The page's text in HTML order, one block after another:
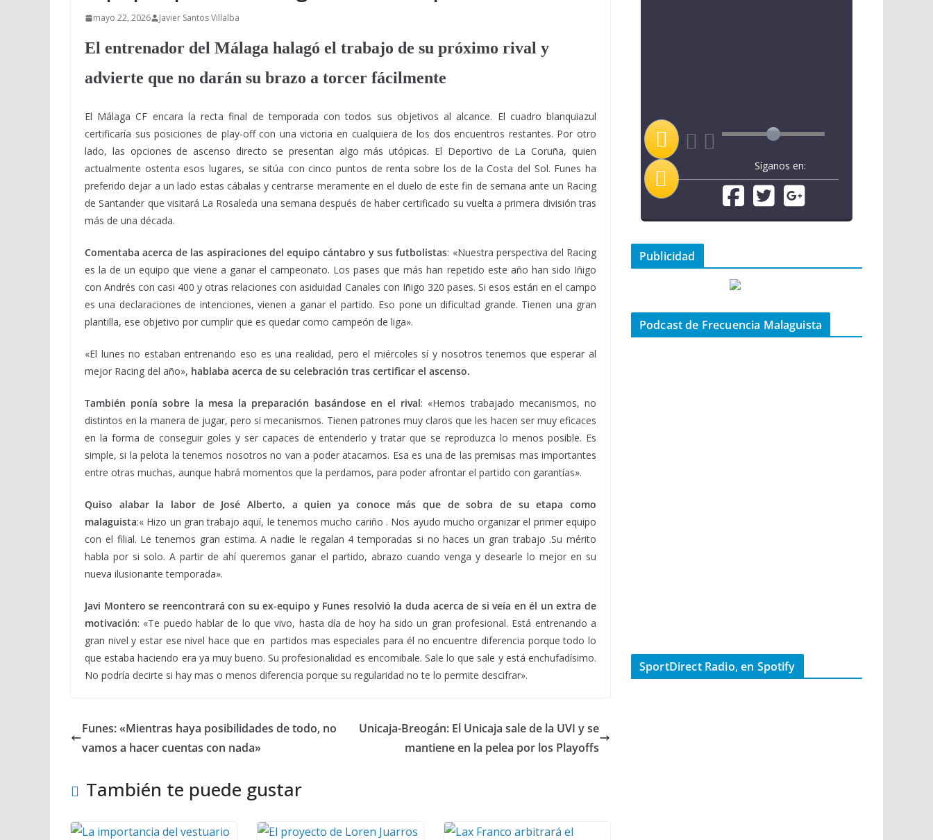
mayo 22, 2026 Javier Santos Villalba
El entrenador del Málaga halagó el trabajo de su próximo rival y
advierte que no darán su brazo a torcer fácilmente
El Málaga CF encara la recta final de temporada con todos sus objetivos al alcance. El cuadro blanquiazul
certificaría sus posiciones de play-off con una victoria en cualquiera de los dos encuentros restantes. Por otro
lado, las opciones de ascenso directo se presentan algo más utópicas. El Deportivo de La Coruña, quien
actualmente ostenta esos lugares, se sitúa con cinco puntos de renta sobre los de la Costa del Sol. Funes ha
preferido dejar a un lado estas cábalas y centrarse meramente en el duelo de este fin de semana ante un Racing
de Santander que visitará La Rosaleda una semana después de haber certificado su vuelta a primera división tras
más de una década.
Comentaba acerca de las aspiraciones del equipo cántabro y sus futbolistas: «Nuestra perspectiva del Racing
es la de un equipo que viene a ganar el campeonato. Los pases que más han repetido este año han sido Iñigo
con Andrés con casi 400 y otras relaciones con asiduidad Canales con Iñigo 320 pases. Si esos están en el campo
es una declaraciones de intenciones, vienen a ganar el partido. Eso pone un dificultad grande. Tienen una gran
plantilla, ese objetivo por cumplir que es quedar como campeón de liga».
«El lunes no estaban entrenando eso es una realidad, pero el miércoles sí y nosotros tenemos que esperar al
mejor Racing del año», hablaba acerca de su celebración tras certificar el ascenso.
También ponía sobre la mesa la preparación basándose en el rival: «Hemos trabajado mecanismos, no
distintos en la manera de jugar, pero si mecanismos. Tienen patrones muy claros que les hacen ser muy eficaces
en la forma de conseguir goles y ser capaces de entenderlo y tratar que se reproduzca lo menos posible. Es
simple, si la pelota la tenemos nosotros no van a poder atacarnos. Esa es una de las premisas mas importantes
entre otras muchas, aunque habrá momentos que la perdamos, para poder afrontar el partido con garantías».
Quiso alabar la labor de José Alberto, a quien ya conoce más que de sobra de su etapa como
malaguista:« Hizo un gran trabajo aquí, le tenemos mucho cariño . Nos ayudo mucho organizar el primer equipo
con el filial. Le tenemos gran estima. A nadie le regalan 4 temporadas si no haces un gran trabajo .Su mérito
habla por si solo. A partir de ahí queremos ganar el partido, abrazo cuando venga y desearle lo mejor en su
nueva ilusionante temporada».
Javi Montero se reencontrará con su ex-equipo y Funes resolvió la duda acerca de si veía en él un extra de
motivación: «Te puedo hablar de lo que vivo, hasta día de hoy ha sido un gran profesional. Está entrenando a
gran nivel y estar ese nivel hace que en partidos mas especiales para él no encuentre diferencia porque todo lo
que estaba haciendo era ya muy bueno. Su profesionalidad es encomibale. Sale lo que sale y está enchufadísimo.
No podría decirte si hay mas o menos diferencia porque su regularidad no te lo permite descifrar».
Funes: «Mientras haya posibilidades de todo, no
vamos a hacer cuentas con nada»
Unicaja-Breogán: El Unicaja sale de la UVI y se
mantiene en la pelea por los Playoffs
También te puede gustar
Síganos en:
Publicidad
Podcast de Frecuencia Malaguista
SportDirect Radio, en Spotify